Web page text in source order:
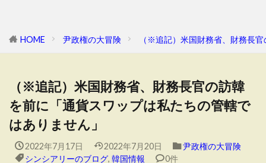
HOME 尹政権の大冒険 （※追記）米国財務省、財務長
（※追記）米国財務省、財務長官の訪韓
を前に「通貨スワップは私たちの管轄で
はありません」
2022年7月17日 2022年7月20日
尹政権の大冒険
シンシアリーのブログ, 韓国情報 0件